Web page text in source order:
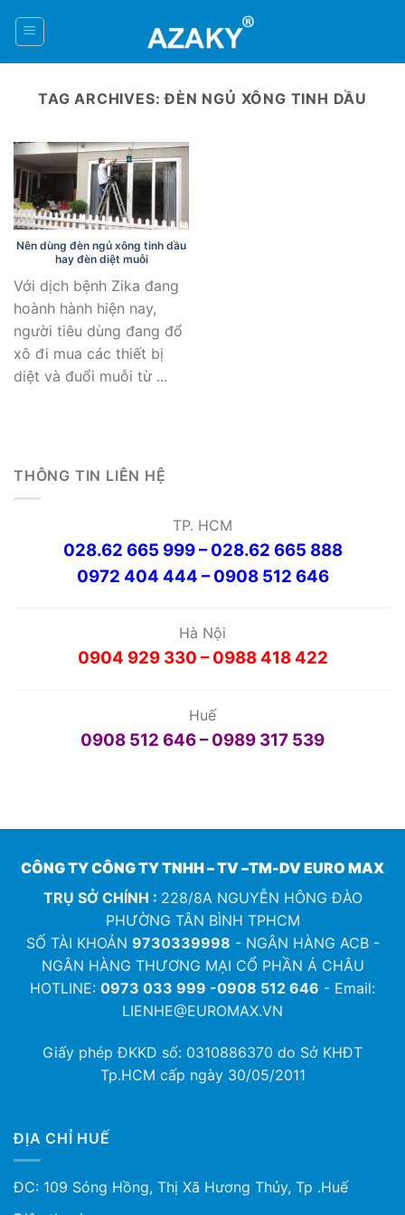
TAG ARCHIVES:ĐÈN NGỦ XÔNG TINH DẦU
Nên dùng đèn ngủ xông tinh dầu
hay đèn diệt muỗi
Với dịch bệnh Zika đang
hoành hành hiện nay,
người tiêu dùng đang đổ
xô đi mua các thiết bị
diệt và đuổi muỗi từ ...
THÔNG TIN LIÊN HỆ
TP. HCM
028.62 665 999 – 028.62 665 888
0972 404 444 – 0908 512 646
Hà Nội
0904 929 330 – 0988 418 422
Huế
0908 512 646 – 0989 317 539
CÔNG TY CÔNG TY TNHH – TV –TM-DV EURO MAX
TRỤ SỞ CHÍNH : 228/8A NGUYỄN HÔNG ĐÀO
PHƯỜNG TÂN BÌNH TPHCM
SỐ TÀI KHOẢN 9730339998 - NGÂN HÀNG ACB -
NGÂN HÀNG THƯƠNG MẠI CỔ PHẦN Á CHÂU
HOTLINE: 0973 033 999 -0908 512 646 - Email:
LIENHE@EUROMAX.VN
Giấy phép ĐKKD số: 0310886370 do Sở KHĐT
Tp.HCM cấp ngày 30/05/2011
ĐỊA CHỈ HUẾ
ĐC: 109 Sóng Hồng, Thị Xã Hương Thủy, Tp .Huế